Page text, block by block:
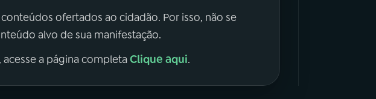
ofertados ao cidadão. Por isso, não se
alvo de sua manifestação.
acesse a página completaClique aqui.